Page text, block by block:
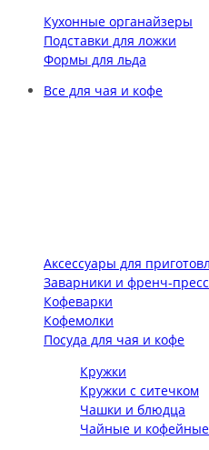
Кухонные органайзеры
Подставки для ложки
Формы для льда
Все для чая и кофе
Аксессуары для
Заварники и френч-
Кофеварки
Кофемолки
Посуда для чая и кофе
Кружки
Кружки с ситечком
Чашки и блюдца
Чайные и